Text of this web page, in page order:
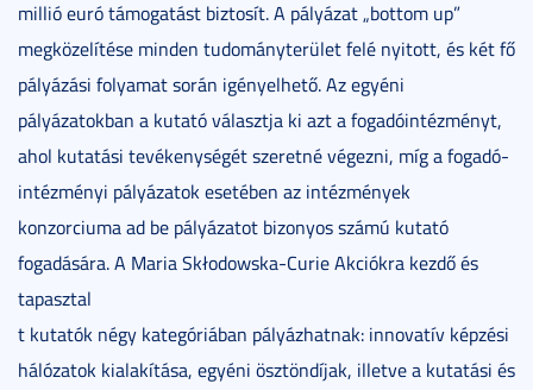
millió euró támogatást biztosít. A pályázat „bottom up”
megközelítése minden tudományterület felé nyitott, és két fő
pályázási folyamat során igényelhető. Az egyéni
pályázatokban a kutató választja ki azt a fogadóintézményt,
ahol kutatási tevékenységét szeretné végezni, míg a fogadó-
intézményi pályázatok esetében az intézmények
konzorciuma ad be pályázatot bizonyos számú kutató
fogadására. A Maria Skłodowska-Curie Akciókra kezdő és
tapasztal
t kutatók négy kategóriában pályázhatnak: innovatív képzési
hálózatok kialakítása, egyéni ösztöndíjak, illetve a kutatási és